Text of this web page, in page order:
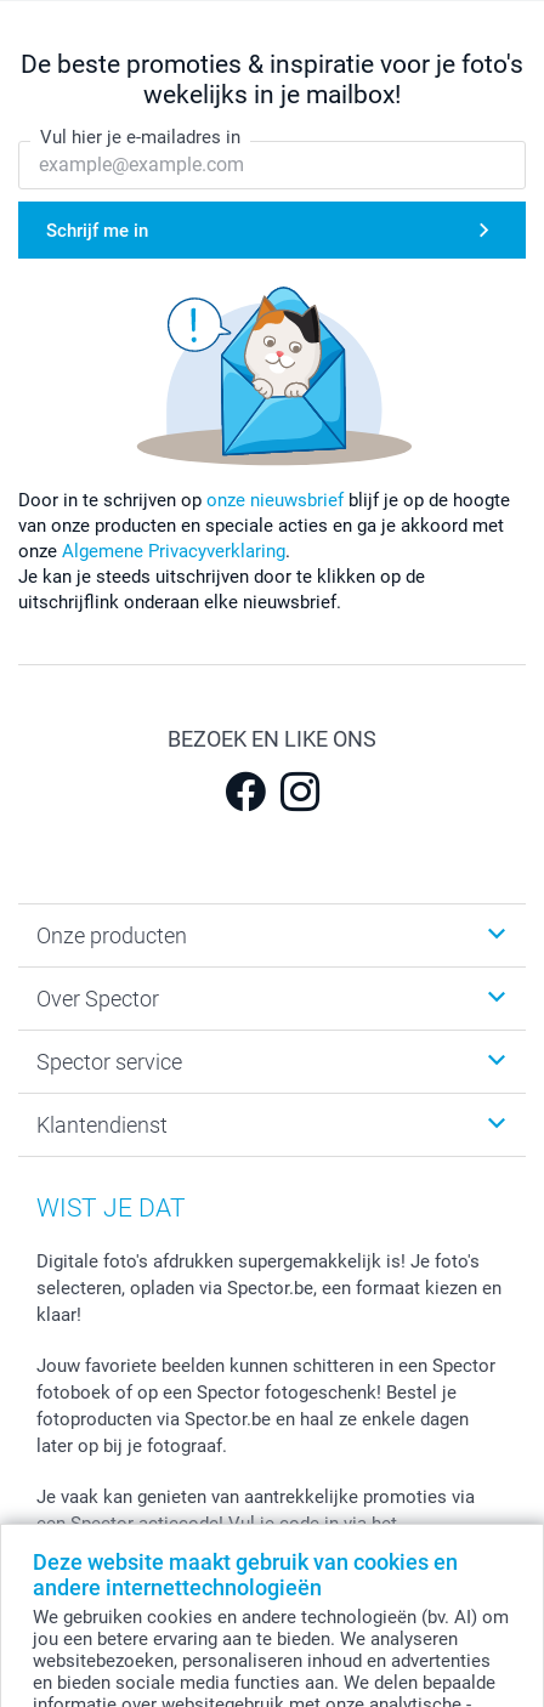
Deze website maakt gebruik van cookies en
andere internettechnologieën
We gebruiken cookies en andere technologieën (bv. AI) om
jou een betere ervaring aan te bieden. We analyseren
websitebezoeken, personaliseren inhoud en advertenties
en bieden sociale media functies aan. We delen bepaalde
De beste promoties & inspiratie voor je foto's
wekelijks in je mailbox!
Vul hier je e-mailadres in
Schrijf me in
Door in te schrijven op onze nieuwsbrief blijf je op de hoogte
van onze producten en speciale acties en ga je akkoord met
onze Algemene Privacyverklaring.
Je kan je steeds uitschrijven door te klikken op de
uitschrijflink onderaan elke nieuwsbrief.
BEZOEK EN LIKE ONS
Onze producten
Kaartjes
Fotoboeken
Fotoprints, Fotoposter & Fotoalbum met fotoprints
Fotokaders, Decoratie en Snoepjes
Stickers en Etiketten
Over Spector
Sitemap
Privacybeleid
Spector service
smartbonus
Mijn orderstatus
Klantendienst
WIST JE DAT
Digitale foto's afdrukken supergemakkelijk is! Je foto's
selecteren, opladen via Spector.be, een formaat kiezen en
klaar!
Jouw favoriete beelden kunnen schitteren in een Spector
fotoboek of op een Spector fotogeschenk! Bestel je
fotoproducten via Spector.be en haal ze enkele dagen
later op bij je fotograaf.
Je vaak kan genieten van aantrekkelijke promoties via
een Spector actiecode! Vul je code in via het
winkelmandje en de korting wordt onmiddellijk toegepast.
© smartphoto group. Alle rechten voorbehouden
smartphoto group NV.
Alle prijzen zijn in EURO (€) inclusief BTW en exclusief verzendkosten.